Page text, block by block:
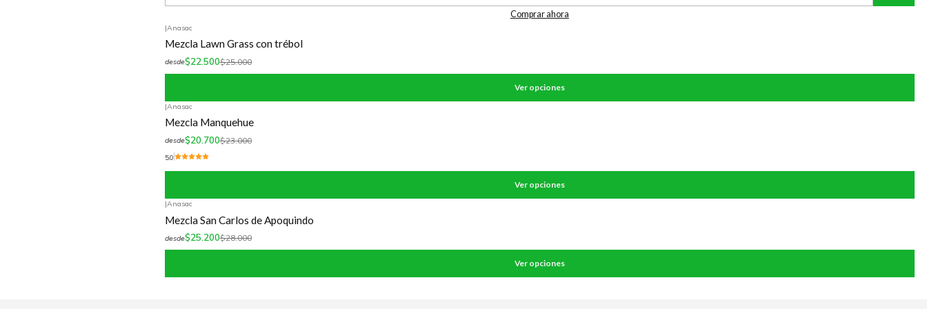
Comprar ahora
|Anasac
Mezcla Lawn Grass con trébol
desde$22.500$25.000
Ver opciones
|Anasac
Mezcla Manquehue
desde$20.700$23.000
5.0
Ver opciones
|Anasac
Mezcla San Carlos de Apoquindo
desde$25.200$28.000
Ver opciones